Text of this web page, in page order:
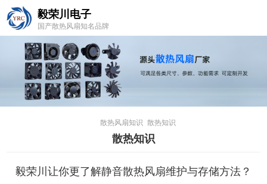
毅荣川电子
国产散热风扇知名品牌
散热风扇知识 散热知识
散热知识
毅荣川让你更了解静音散热风扇维护与存储方法？